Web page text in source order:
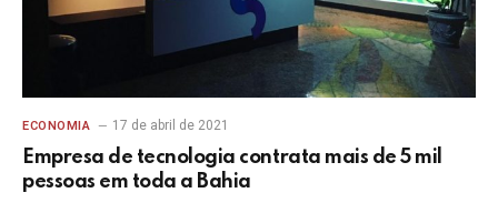
ECONOMIA 17 de abril de 2021
Empresa de tecnologia contrata mais de 5 mil
pessoas em toda a Bahia